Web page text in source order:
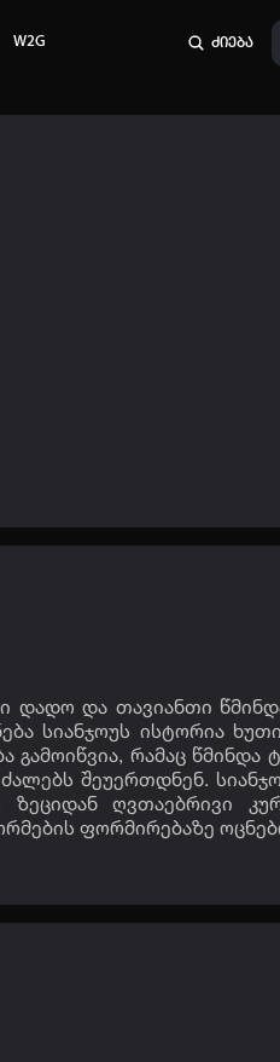
W2G ძიება
დადო და თავიანთი
სიანჯოუს ისტორია
რამაც წმინდა
შეუერთდნენ.
ღვთაებრივი
ფორმირებაზე